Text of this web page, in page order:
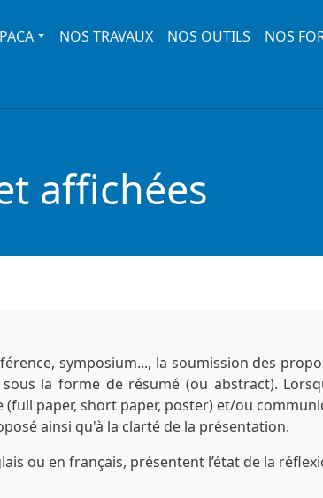
NOS TRAVAUX NOS OUTILS NOS
affichées
symposium..., la soumission des
la forme de résumé (ou abstract).
paper, short paper, poster) et/ou
ainsi qu'à la clarté de la présentation.
ou en français, présentent l’état de la